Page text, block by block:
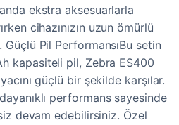
ekstra aksesuarlarla
cihazınızın uzun ömürlü
Güçlü Pil PerformansıBu setin
kapasiteli pil, Zebra ES400
güçlü bir şekilde karşılar.
performans sayesinde
devam edebilirsiniz. Özel